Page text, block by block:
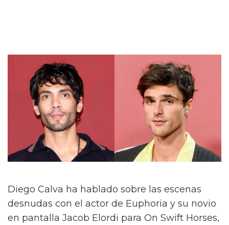
Diego Calva ha hablado sobre las escenas
desnudas con el actor de Euphoria y su novio
en pantalla Jacob Elordi para On Swift Horses,